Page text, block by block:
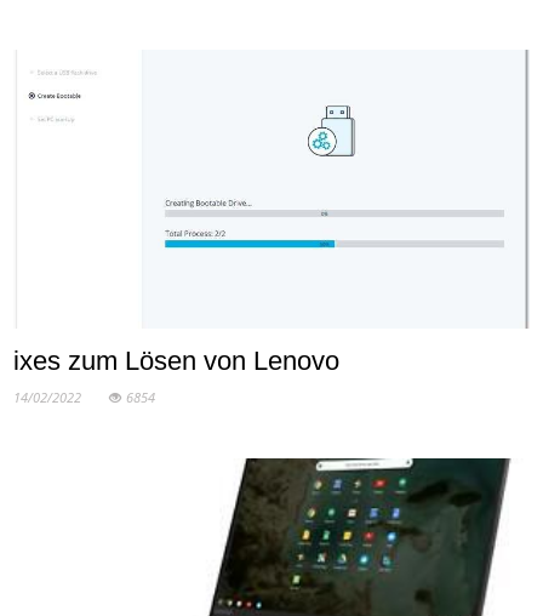
ixes zum Lösen von Lenovo
14/02/2022 6854